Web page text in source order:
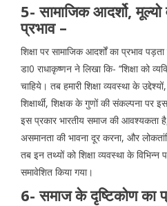
5- सामाजिक आदर्शो,
प्रभाव –
शिक्षा पर सामाजिक आदर्शों का प्रभाव
डा0 राधाकृष्णन ने लिखा कि- ‘‘शिक्षा को
चाहिये। तब हमारी शिक्षा व्यवस्था के
शिक्षार्थी, शिक्षक के गुणों की संकल्पना पर
इस प्रकार भारतीय समाज की आवश्यकता है,
असमानता की भावना दूर करना, और
तब इन तथ्यों को शिक्षा व्यवस्था के विभिन्न
समावेशित किया गया।
6- समाज के दृष्टिकोण का